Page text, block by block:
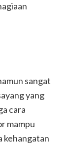
sangat
yang
cara
mampu
kehangatan